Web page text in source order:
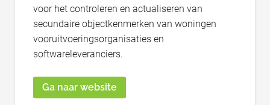
voor het controleren en actualiseren van
secundaire objectkenmerken van woningen
vooruitvoeringsorganisaties en
softwareleveranciers.
Ga naar website